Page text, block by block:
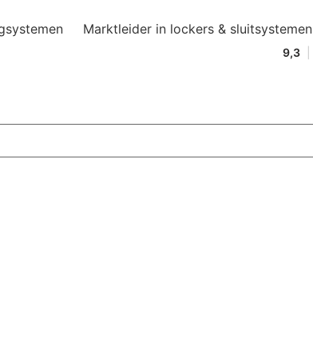
Marktleider in lockers & sluitsystemen